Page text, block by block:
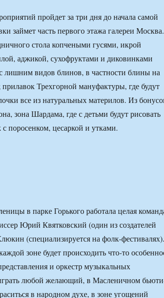
пройдет за три дня до начала самой
займет часть первого этажа галереи Москва.
стола копчеными гусями, икрой
аджикой, сухофруктами и диковинками
лишним видов блинов, в частности блины на
Трехгорной мануфактуры, где будут
все из натуральных материлов. Из
зона Шардама, где с детьми будут рисовать
поросенком, цесаркой и утками.
в парке Горького работала целая
Юрий Квятковский (один из создателей
(специализируется на фолк-фестивалях).
зоне будет происходить что-то
и оркестр музыкальных
любой желающий, в Масленичном
в народном духе, в зоне угощений